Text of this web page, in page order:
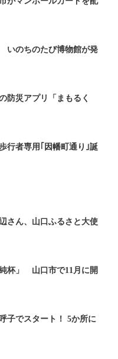
いのちのたび博物館が発
災アプリ「まもるく
行者専用｢因幡町通り｣誕
さん、山口ふるさと大使
杯」 山口市で11月に開
子でスタート！ 5か所に